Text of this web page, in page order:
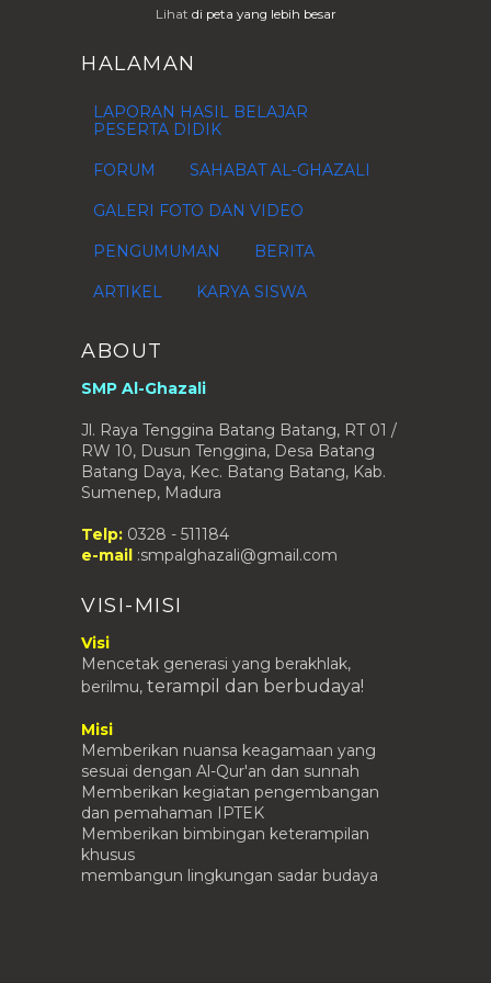
Soal Latihan Tag Question with
UTS Bahasa Inggris Kelas VIII
UTS Bahasa Inggris Kelas VII
Semester 2 Online
APEL PAGI
NILAI IPA Kelas VII (Ujian dan
INGGRIS
NILAI B ARAB Kelas 1 (ujian 1)
LIST OF STUDENTS' SCORE FOR
ENGLISH VOCABULARY TES...
NILAI SBK KELAS VII (PRAKTEK 1 & 2)
NILAI B. ARAB KELAS VIII (HAFALAN
1)
DASAR KELAS VIII
Buku B Inggris Kelas 9
Buku Matematika Kelas 9
Buku IPA Kelas 9
Buku PKN Kelas 9
Buku Bahasa Indonesia Kelas 8
Lihat di peta yang lebih besar
HALAMAN
LAPORAN HASIL BELAJAR
PESERTA DIDIK
FORUM SAHABAT AL-GHAZALI
GALERI FOTO DAN VIDEO
PENGUMUMAN BERITA
ARTIKEL KARYA SISWA
ABOUT
SMP Al-Ghazali
Jl. Raya Tenggina Batang Batang, RT 01 /
RW 10, Dusun Tenggina, Desa Batang
Batang Daya, Kec. Batang Batang, Kab.
Sumenep, Madura
Telp: 0328 - 511184
e-mail :smpalghazali@gmail.com
VISI-MISI
Visi
Mencetak generasi yang berakhlak,
berilmu, terampil dan berbudaya!
Misi
Memberikan nuansa keagamaan yang
sesuai dengan Al-Qur'an dan sunnah
Memberikan kegiatan pengembangan
dan pemahaman IPTEK
Memberikan bimbingan keterampilan
khusus
membangun lingkungan sadar budaya